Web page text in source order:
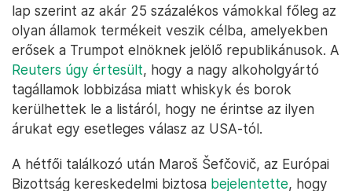
lap szerint az akár 25 százalékos vámokkal főleg az
olyan államok termékeit veszik célba, amelyekben
erősek a Trumpot elnöknek jelölő republikánusok. A
Reuters úgy értesült, hogy a nagy alkoholgyártó
tagállamok lobbizása miatt whiskyk és borok
kerülhettek le a listáról, hogy ne érintse az ilyen
árukat egy esetleges válasz az USA-tól.
A hétfői találkozó után Maroš Šefčovič, az Európai
Bizottság kereskedelmi biztosa bejelentette, hogy